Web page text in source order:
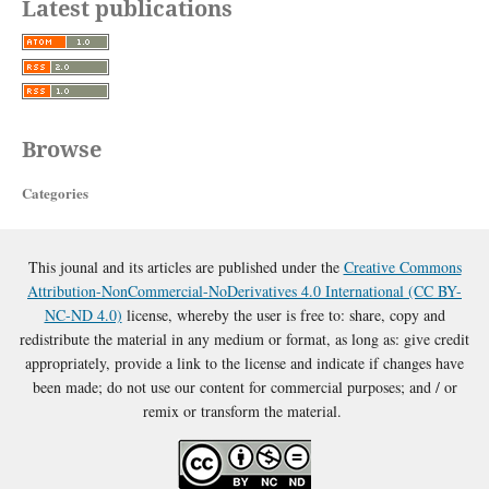
Latest publications
Browse
Categories
This jounal and its articles are published under the Creative Commons
Attribution-NonCommercial-NoDerivatives 4.0 International (CC BY-
NC-ND 4.0) license, whereby the user is free to: share, copy and
redistribute the material in any medium or format, as long as: give credit
appropriately, provide a link to the license and indicate if changes have
been made; do not use our content for commercial purposes; and / or
remix or transform the material.